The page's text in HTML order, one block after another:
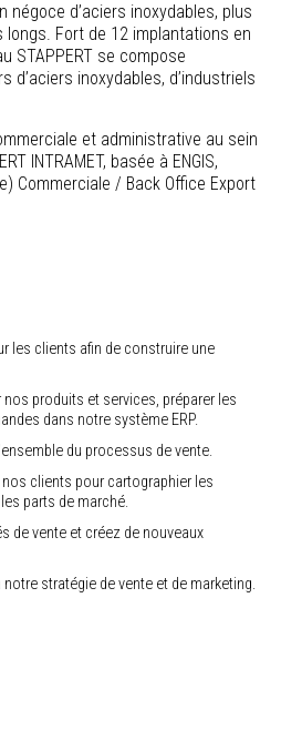
négoce d’aciers inoxydables, plus
Fort de 12 implantations en
STAPPERT se compose
d’aciers inoxydables, d’industriels
et administrative au sein
INTRAMET, basée à ENGIS,
Commerciale / Back Office Export
les clients afin de construire une
produits et services, préparer les
dans notre système ERP.
du processus de vente.
clients pour cartographier les
parts de marché.
de vente et créez de nouveaux
stratégie de vente et de marketing.